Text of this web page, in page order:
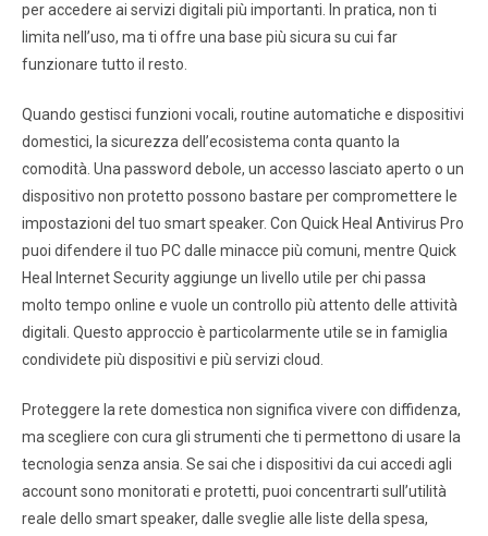
per accedere ai servizi digitali più importanti. In pratica, non ti
limita nell’uso, ma ti offre una base più sicura su cui far
funzionare tutto il resto.
Quando gestisci funzioni vocali, routine automatiche e dispositivi
domestici, la sicurezza dell’ecosistema conta quanto la
comodità. Una password debole, un accesso lasciato aperto o un
dispositivo non protetto possono bastare per compromettere le
impostazioni del tuo smart speaker. Con Quick Heal Antivirus Pro
puoi difendere il tuo PC dalle minacce più comuni, mentre Quick
Heal Internet Security aggiunge un livello utile per chi passa
molto tempo online e vuole un controllo più attento delle attività
digitali. Questo approccio è particolarmente utile se in famiglia
condividete più dispositivi e più servizi cloud.
Proteggere la rete domestica non significa vivere con diffidenza,
ma scegliere con cura gli strumenti che ti permettono di usare la
tecnologia senza ansia. Se sai che i dispositivi da cui accedi agli
account sono monitorati e protetti, puoi concentrarti sull’utilità
reale dello smart speaker, dalle sveglie alle liste della spesa,